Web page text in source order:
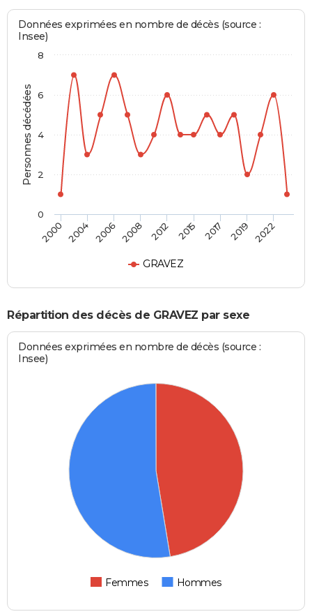
Personnes décédées
Données exprimées en nombre de décès (source :
Insee)
GRAVEZ
2000 2004 2006 2008 2012 2015 2017 2019 2022
0
2
4
6
8
Répartition des décès de GRAVEZ par sexe
Données exprimées en nombre de décès (source :
Insee)
Femmes Hommes